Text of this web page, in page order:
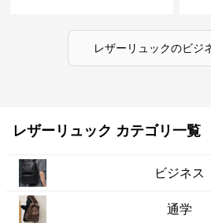
レザーリュックのビジ
レザーリュック カテゴリ一覧
ビジネス
通学